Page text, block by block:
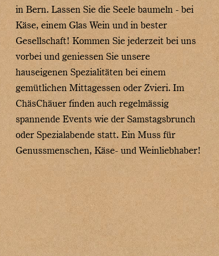
in Bern. Lassen Sie die Seele baumeln - bei
Käse, einem Glas Wein und in bester
Gesellschaft! Kommen Sie jederzeit bei uns
vorbei und geniessen Sie unsere
hauseigenen Spezialitäten bei einem
gemütlichen Mittagessen oder Zvieri. Im
ChäsChäuer finden auch regelmässig
spannende Events wie der Samstagsbrunch
oder Spezialabende statt. Ein Muss für
Genussmenschen, Käse- und Weinliebhaber!